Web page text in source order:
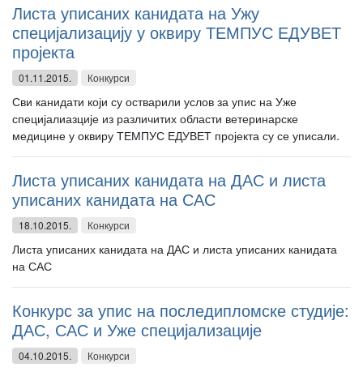
Листа уписаних канидата на Ужу
специјализацију у оквиру ТЕМПУС ЕДУВЕТ
пројекта
01.11.2015. Конкурси
Сви канидати који су остварили услов за упис на Уже
специјалиазције из различитих области ветеринарске
медицине у оквиру ТЕМПУС ЕДУВЕТ пројекта су се уписали.
Листа уписаних канидата на ДАС и листа
уписаних канидата на САС
18.10.2015. Конкурси
Листа уписаних канидата на ДАС и листа уписаних канидата
на САС
Конкурс за упис на последипломске студије:
ДАС, САС и Уже специјализације
04.10.2015. Конкурси